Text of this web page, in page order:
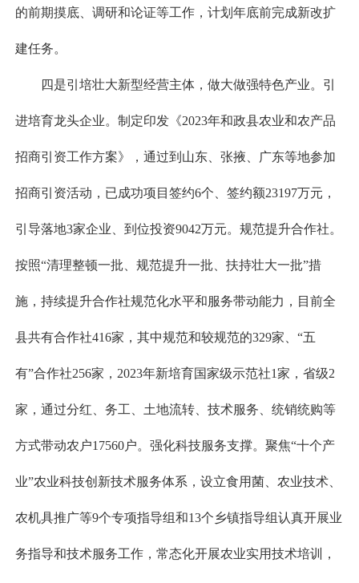
的前期摸底、调研和论证等工作，计划年底前完成新改扩
建任务。
四是引培壮大新型经营主体，做大做强特色产业。引
进培育龙头企业。制定印发《2023年和政县农业和农产品
招商引资工作方案》，通过到山东、张掖、广东等地参加
招商引资活动，已成功项目签约6个、签约额23197万元，
引导落地3家企业、到位投资9042万元。规范提升合作社。
按照“清理整顿一批、规范提升一批、扶持壮大一批”措
施，持续提升合作社规范化水平和服务带动能力，目前全
县共有合作社416家，其中规范和较规范的329家、“五
有”合作社256家，2023年新培育国家级示范社1家，省级2
家，通过分红、务工、土地流转、技术服务、统销统购等
方式带动农户17560户。强化科技服务支撑。聚焦“十个产
业”农业科技创新技术服务体系，设立食用菌、农业技术、
农机具推广等9个专项指导组和13个乡镇指导组认真开展业
务指导和技术服务工作，常态化开展农业实用技术培训，